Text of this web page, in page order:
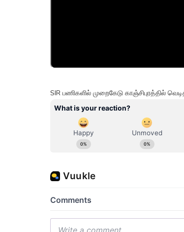
SIR பணிகளில் முறைகேடு காஞ்சிபுரத்தில்